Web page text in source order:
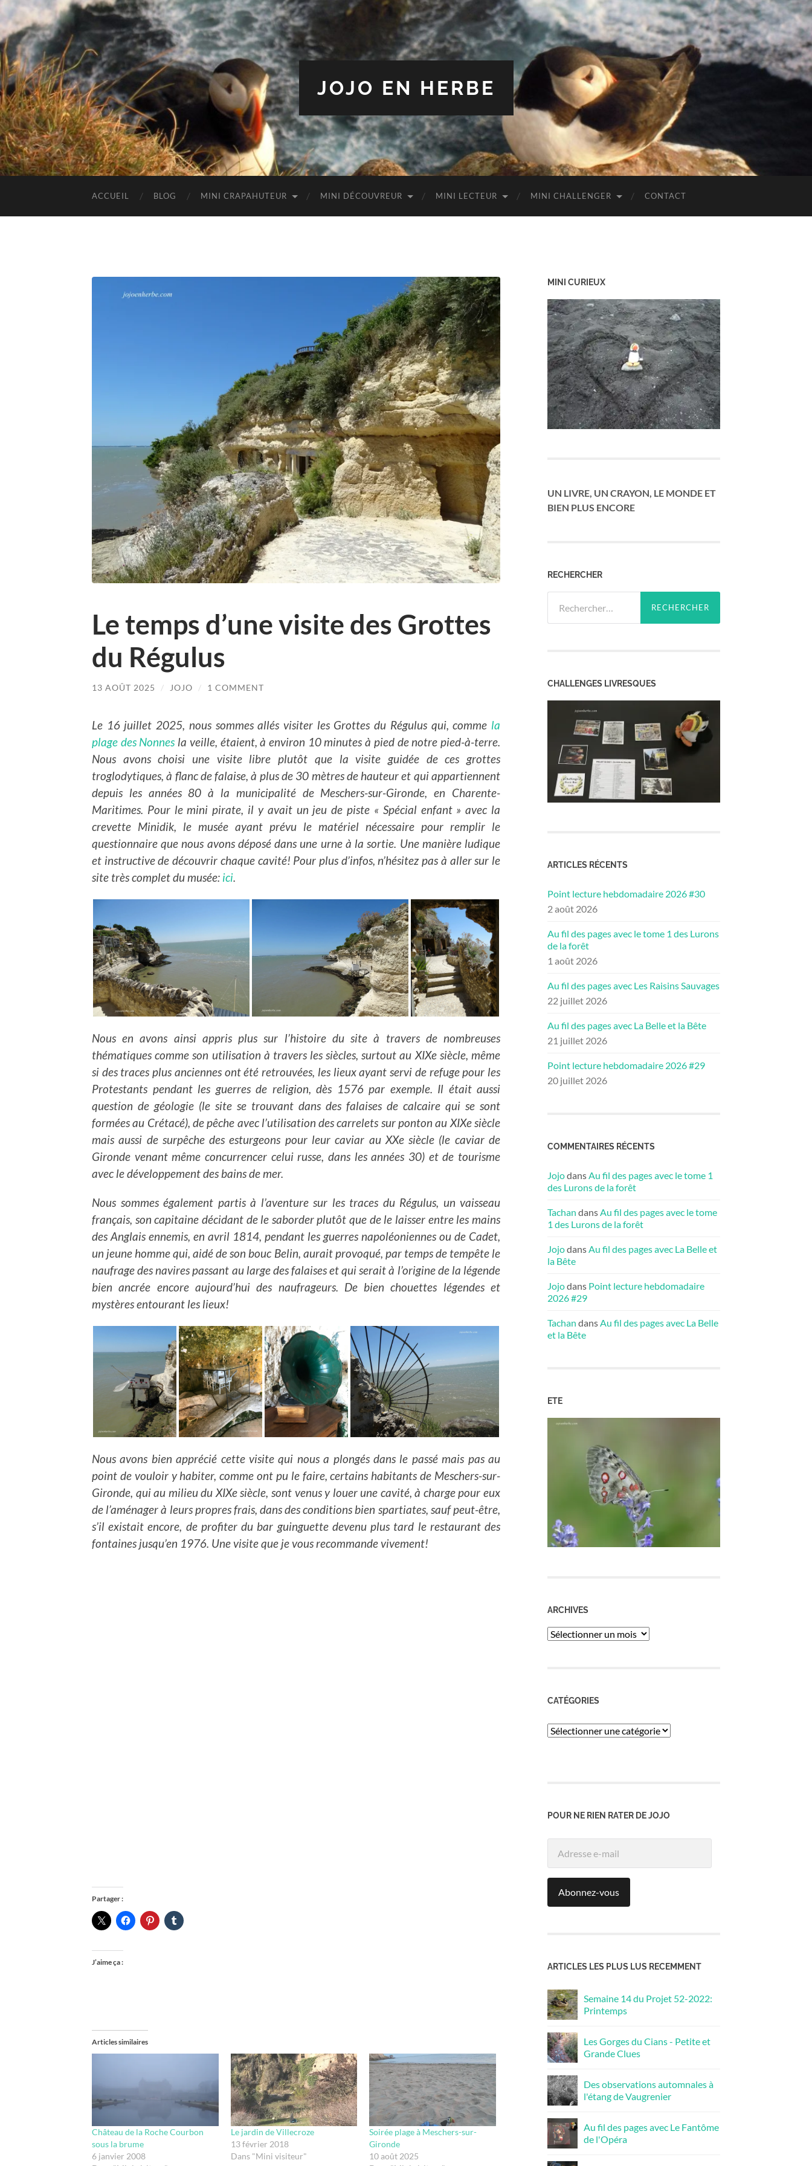
JOJO EN HERBE
ACCUEIL BLOG MINI CRAPAHUTEUR MINI DÉCOUVREUR MINI LECTEUR MINI CHALLENGER CONTACT
Le temps d’une visite des Grottes
du Régulus
13 AOÛT 2025 / JOJO / 1 COMMENT
Le 16 juillet 2025, nous sommes allés visiter les Grottes du Régulus qui, comme la
plage des Nonnes la veille, étaient, à environ 10 minutes à pied de notre pied-à-terre.
Nous avons choisi une visite libre plutôt que la visite guidée de ces grottes
troglodytiques, à flanc de falaise, à plus de 30 mètres de hauteur et qui appartiennent
depuis les années 80 à la municipalité de Meschers-sur-Gironde, en Charente-
Maritimes. Pour le mini pirate, il y avait un jeu de piste « Spécial enfant » avec la
crevette Minidik, le musée ayant prévu le matériel nécessaire pour remplir le
questionnaire que nous avons déposé dans une urne à la sortie. Une manière ludique
et instructive de découvrir chaque cavité! Pour plus d’infos, n’hésitez pas à aller sur le
site très complet du musée: ici.
Nous en avons ainsi appris plus sur l’histoire du site à travers de nombreuses
thématiques comme son utilisation à travers les siècles, surtout au XIXe siècle, même
si des traces plus anciennes ont été retrouvées, les lieux ayant servi de refuge pour les
Protestants pendant les guerres de religion, dès 1576 par exemple. Il était aussi
question de géologie (le site se trouvant dans des falaises de calcaire qui se sont
formées au Crétacé), de pêche avec l’utilisation des carrelets sur ponton au XIXe siècle
mais aussi de surpêche des esturgeons pour leur caviar au XXe siècle (le caviar de
Gironde venant même concurrencer celui russe, dans les années 30) et de tourisme
avec le développement des bains de mer.
Nous sommes également partis à l’aventure sur les traces du Régulus, un vaisseau
français, son capitaine décidant de le saborder plutôt que de le laisser entre les mains
des Anglais ennemis, en avril 1814, pendant les guerres napoléoniennes ou de Cadet,
un jeune homme qui, aidé de son bouc Belin, aurait provoqué, par temps de tempête le
naufrage des navires passant au large des falaises et qui serait à l’origine de la légende
bien ancrée encore aujourd’hui des naufrageurs. De bien chouettes légendes et
mystères entourant les lieux!
Nous avons bien apprécié cette visite qui nous a plongés dans le passé mais pas au
point de vouloir y habiter, comme ont pu le faire, certains habitants de Meschers-sur-
Gironde, qui au milieu du XIXe siècle, sont venus y louer une cavité, à charge pour eux
de l’aménager à leurs propres frais, dans des conditions bien spartiates, sauf peut-être,
s’il existait encore, de profiter du bar guinguette devenu plus tard le restaurant des
fontaines jusqu’en 1976. Une visite que je vous recommande vivement!
Partager :
J’aime ça :
Articles similaires
Château de la Roche Courbon
sous la brume
6 janvier 2008
Le jardin de Villecroze
13 février 2018
Dans "Mini visiteur"
Soirée plage à Meschers-sur-
Gironde
10 août 2025
MINI CURIEUX
UN LIVRE, UN CRAYON, LE MONDE ET
BIEN PLUS ENCORE
RECHERCHER
CHALLENGES LIVRESQUES
ARTICLES RÉCENTS
Point lecture hebdomadaire 2026 #30
2 août 2026
Au fil des pages avec le tome 1 des Lurons
de la forêt
1 août 2026
Au fil des pages avec Les Raisins Sauvages
22 juillet 2026
Au fil des pages avec La Belle et la Bête
21 juillet 2026
Point lecture hebdomadaire 2026 #29
20 juillet 2026
COMMENTAIRES RÉCENTS
JojodansAu fil des pages avec le tome 1
des Lurons de la forêt
Tachan dansAu fil des pages avec le tome
1 des Lurons de la forêt
JojodansAu fil des pages avec La Belle et
la Bête
Jojodans Point lecture hebdomadaire
2026 #29
Tachan dansAu fil des pages avec La Belle
et la Bête
ETE
ARCHIVES
ARCHIVES
CATÉGORIES
Catégories
POUR NE RIEN RATER DE JOJO
Abonnez-vous
ARTICLES LES PLUS LUS RECEMMENT
Semaine 14 du Projet 52-2022:
Printemps
Les Gorges du Cians - Petite et
Grande Clues
Des observations automnales à
l'étang de Vaugrenier
Au fil des pages avec Le Fantôme
de l'Opéra